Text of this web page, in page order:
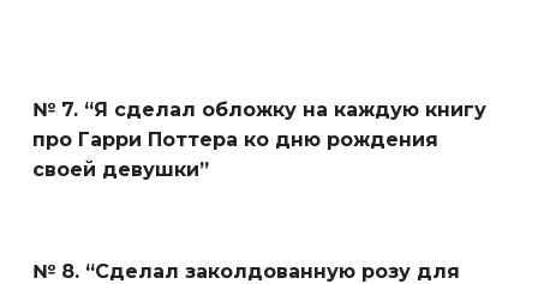
№ 7. “Я сделал обложку на каждую книгу
про Гарри Поттера ко дню рождения
своей девушки”
№ 8. “Сделал заколдованную розу для